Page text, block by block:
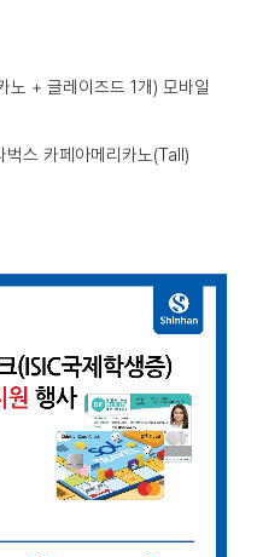
노 + 글레이즈드 1개) 모바일
스 카페아메리카노(Tall)